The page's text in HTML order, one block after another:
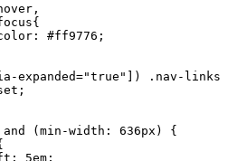
,
{
: #ff9776 ;
expanded="true " ]) .nav-links
;
and ( min-width : 636px )
{
: 5em ;